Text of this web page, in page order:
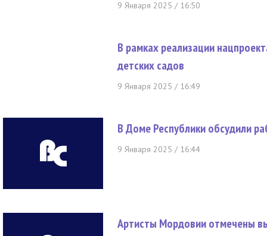
9 Января 2025 / 16:50
В рамках реализации
детских садов
9 Января 2025 / 16:49
В Доме Республики обсудили
9 Января 2025 / 16:44
Артисты Мордовии отмечены